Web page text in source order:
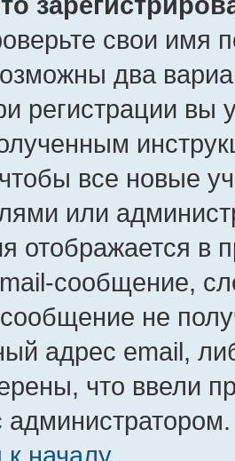
свои имя
два
регистрации вы
все новые
или
отображается в
сообщение,
не
адрес email,
что ввели
администратором.
к началу